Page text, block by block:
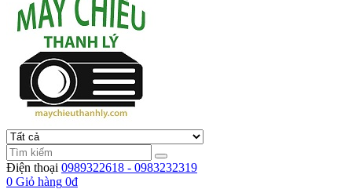
Điện thoại 0989322618 - 0983232319
0 Giỏ hàng 0đ